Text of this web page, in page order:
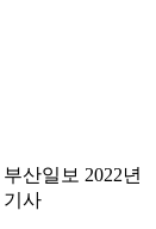
부산일보 2022년
기사